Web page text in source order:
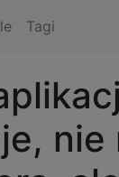
Tagi